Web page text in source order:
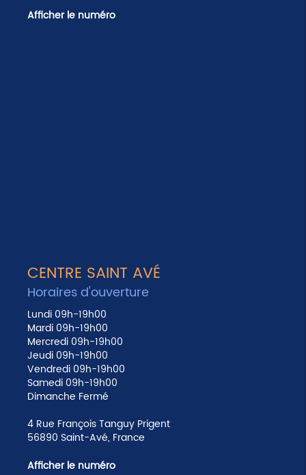
Afficher le numéro
CENTRE SAINT AVÉ
Horaires d'ouverture
Lundi 09h-19h00
Mardi 09h-19h00
Mercredi 09h-19h00
Jeudi 09h-19h00
Vendredi 09h-19h00
Samedi 09h-19h00
Dimanche Fermé
4 Rue François Tanguy Prigent
56890 Saint-Avé, France
Afficher le numéro